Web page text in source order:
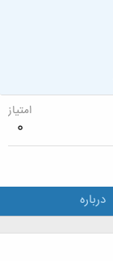
امتیاز
0
درباره